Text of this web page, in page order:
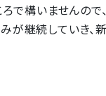
ろで構いません
継続していき、